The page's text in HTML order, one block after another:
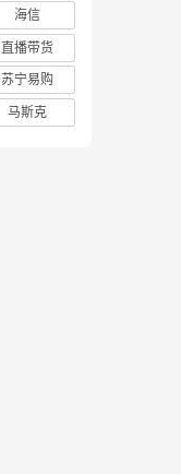
海信
直播带货
苏宁易购
马斯克